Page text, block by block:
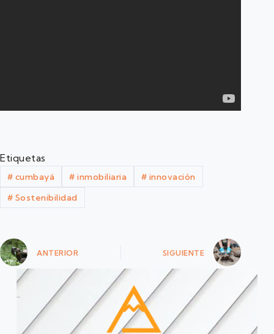
Etiquetas
# cumbayá # inmobiliaria # innovación
# Sostenibilidad
ANTERIOR SIGUIENTE